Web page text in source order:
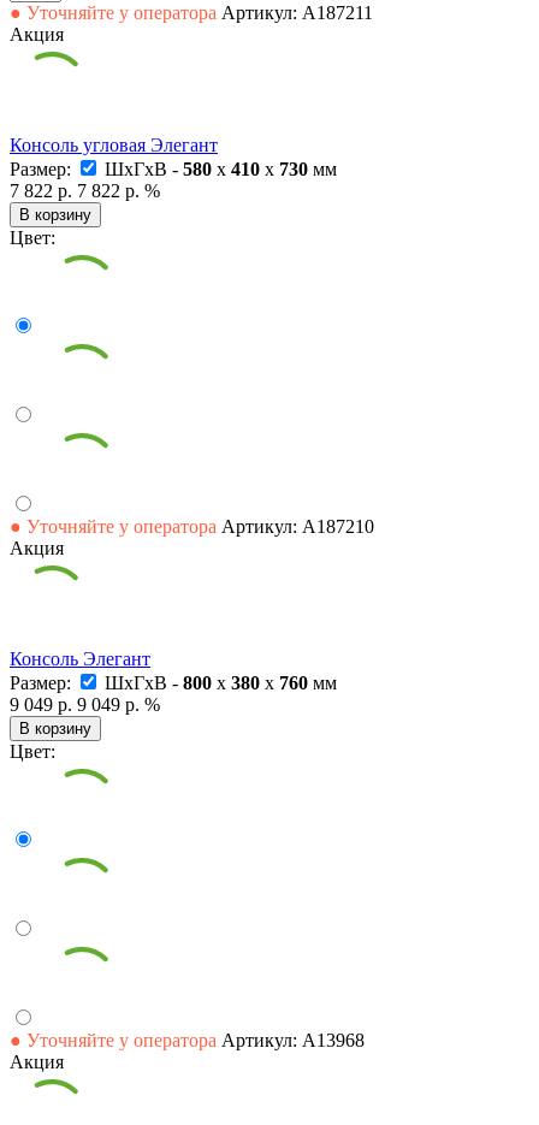
● Уточняйте у оператора Артикул: А187211
Акция
Консоль угловая Элегант
Размер:
ШxГxВ - 580 x 410 x 730 мм
7 822 р. 7 822 р. %
В корзину
Цвет:
● Уточняйте у оператора Артикул: А187210
Акция
Консоль Элегант
Размер:
ШxГxВ - 800 x 380 x 760 мм
9 049 р. 9 049 р. %
В корзину
Цвет:
● Уточняйте у оператора Артикул: А13968
Акция